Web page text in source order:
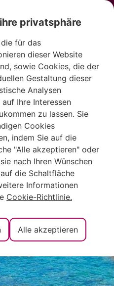
Eine
Ecke
privatsphäre
für das
dieser Website
sowie Cookies, die der
Gestaltung dieser
Analysen
Ihre Interessen
zu lassen. Sie
Cookies
indem Sie auf die
"Alle akzeptieren" oder
nach Ihren Wünschen
die Schaltfläche
Informationen
Cookie-Richtlinie.
Alle akzeptieren